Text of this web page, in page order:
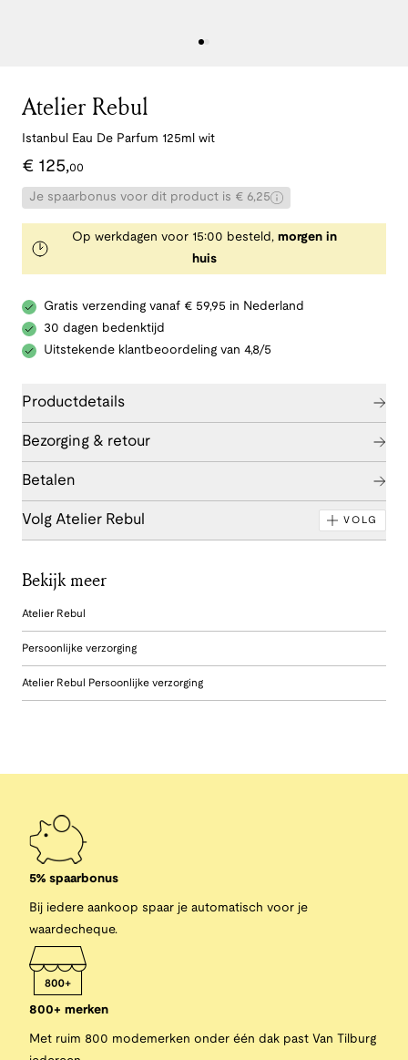
Atelier Rebul
Istanbul Eau De Parfum 125ml wit
€ 125,00
Je spaarbonus voor dit product is € 6,25
Op werkdagen voor 15:00 besteld, morgen in
huis
Gratis verzending vanaf € 59,95 in Nederland
30 dagen bedenktijd
Uitstekende klantbeoordeling van 4,8/5
Productdetails
Bezorging & retour
Betalen
Volg Atelier Rebul VOLG
Bekijk meer
Atelier Rebul
Persoonlijke verzorging
Atelier Rebul Persoonlijke verzorging
5% spaarbonus
Bij iedere aankoop spaar je automatisch voor je
waardecheque.
800+ merken
Met ruim 800 modemerken onder één dak past Van Tilburg